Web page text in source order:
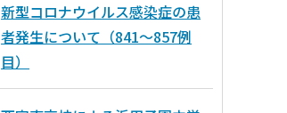
新型コロナウイルス感染症の患
者発生について（841～857例
目）